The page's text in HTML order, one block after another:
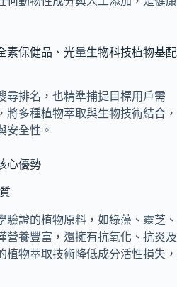
素保健品、光量生物科技植物基配
尋排名，也精準捕捉目標用戶需
將多種植物萃取與生物技術結合，
安全性。
心優勢
證的植物原料，如綠藻、靈芝、
營養豐富，還擁有抗氧化、抗炎及
物萃取技術降低成分活性損失，